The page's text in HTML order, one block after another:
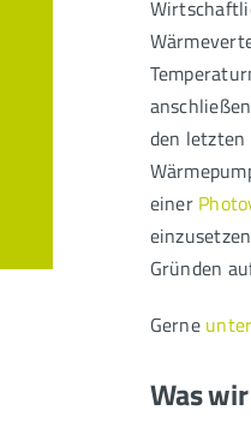
den letzten
einer
Gründen
Gerne
Was